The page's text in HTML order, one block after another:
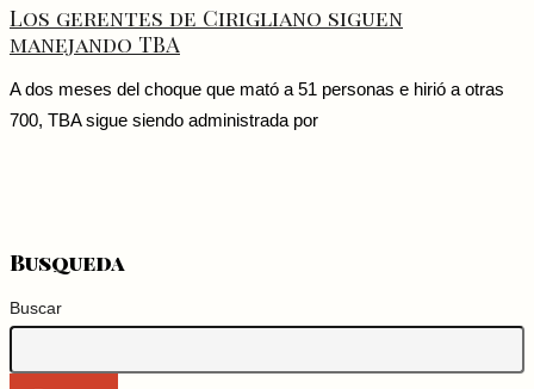
Los gerentes de Cirigliano siguen
manejando TBA
A dos meses del choque que mató a 51 personas e hirió a otras
700, TBA sigue siendo administrada por
Busqueda
Buscar